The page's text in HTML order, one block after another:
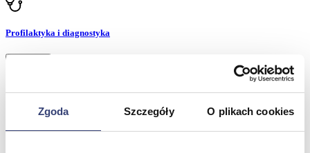
Zgoda Szczegóły O plikach cookies
Profilaktyka i diagnostyka
Ciśnieniomierze
Inhalatory
Instrumenty diagnostyczne
Artykuły Przeciwodleżynowe